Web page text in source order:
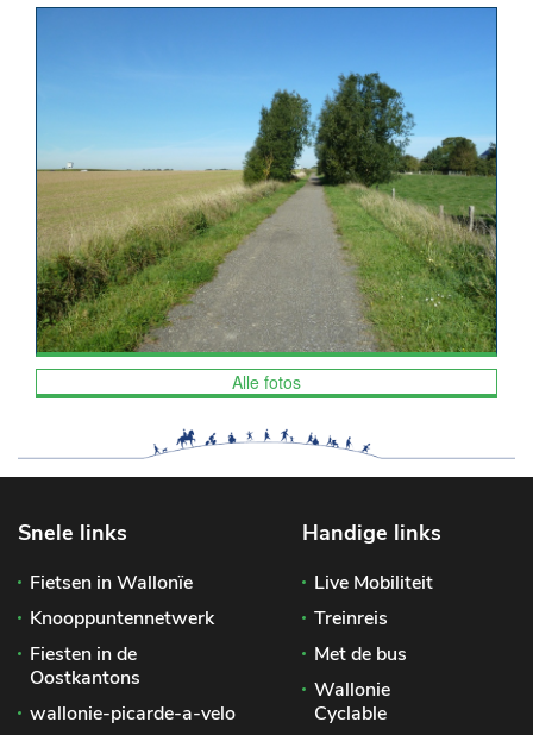
Alle fotos
Snele links
Fietsen in Wallonïe
Knooppuntennetwerk
Fiesten in de
Oostkantons
wallonie-picarde-a-velo
Handige links
Live Mobiliteit
Treinreis
Met de bus
Wallonie
Cyclable